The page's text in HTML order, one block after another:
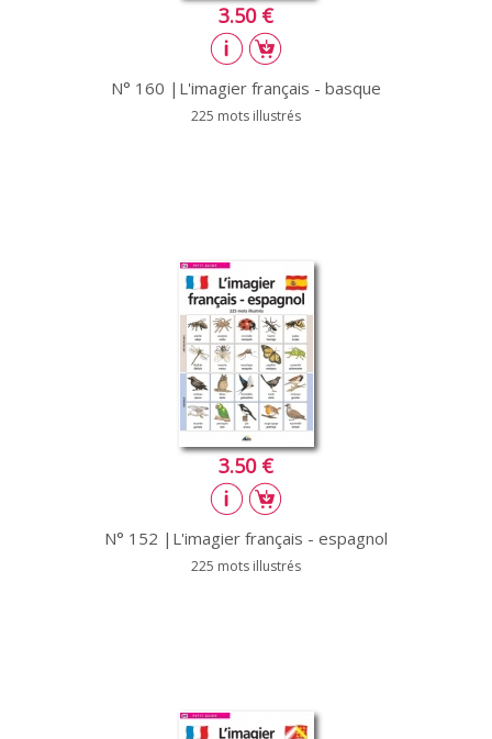
3.50 €
N° 160 |L'imagier français - basque
225 mots illustrés
3.50 €
N° 152 |L'imagier français - espagnol
225 mots illustrés